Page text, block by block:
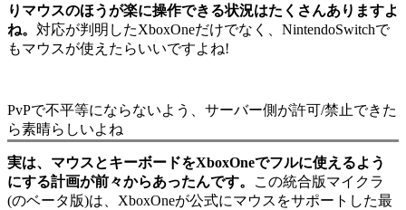
りマウスのほうが楽に操作できる状況はたくさんありますよ
ね。 対応が判明したXboxOneだけでなく、NintendoSwitchで
もマウスが使えたらいいですよね!
PvPで不平等にならないよう、サーバー側が許可/禁止できた
ら素晴らしいよね
実は、マウスとキーボードをXboxOneでフルに使えるよう
にする計画が前々からあったんです。
この統合版マイクラ
(のベータ版)は、XboxOneが公式にマウスをサポートした最